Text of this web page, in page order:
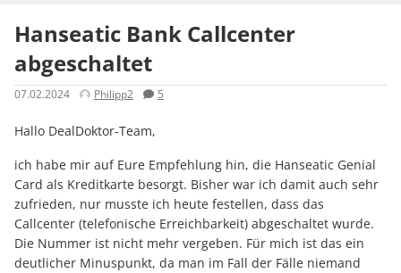
Hanseatic Bank Callcenter
abgeschaltet
07.02.2024 Philipp2 5
Hallo DealDoktor-Team,
ich habe mir auf Eure Empfehlung hin, die Hanseatic Genial
Card als Kreditkarte besorgt. Bisher war ich damit auch sehr
zufrieden, nur musste ich heute festellen, dass das
Callcenter (telefonische Erreichbarkeit) abgeschaltet wurde.
Die Nummer ist nicht mehr vergeben. Für mich ist das ein
deutlicher Minuspunkt, da man im Fall der Fälle niemand